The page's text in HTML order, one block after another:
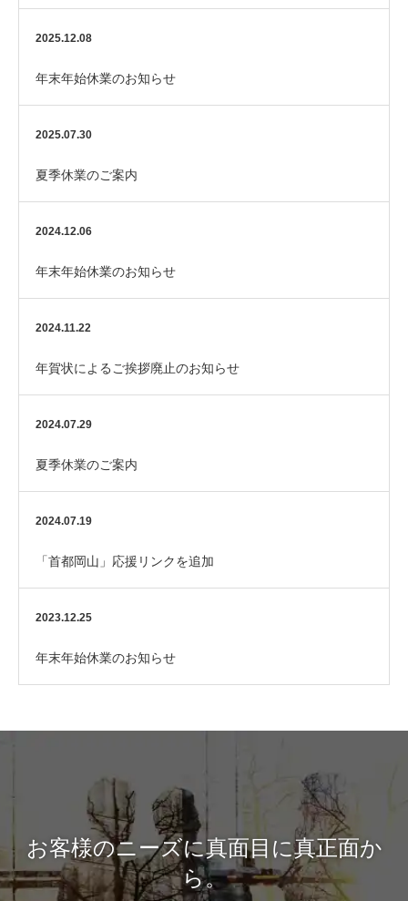
2025.12.08
年末年始休業のお知らせ
2025.07.30
夏季休業のご案内
2024.12.06
年末年始休業のお知らせ
2024.11.22
年賀状によるご挨拶廃止のお知らせ
2024.07.29
夏季休業のご案内
2024.07.19
「首都岡山」応援リンクを追加
2023.12.25
年末年始休業のお知らせ
お客様のニーズに真面目に真正面か
ら。